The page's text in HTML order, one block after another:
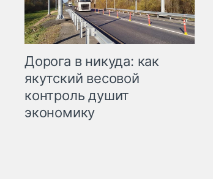
Дорога в никуда: как
якутский весовой
контроль душит
экономику